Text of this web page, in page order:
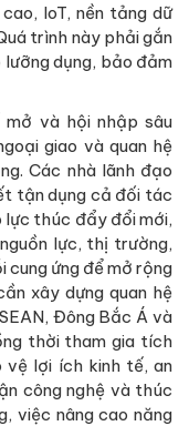
IoT, nền tảng dữ
trình này phải gắn
dụng, bảo đảm
và hội nhập sâu
giao và quan hệ
Các nhà lãnh đạo
tận dụng cả đối tác
thúc đẩy đổi mới,
lực, thị trường,
cung ứng để mở rộng
xây dựng quan hệ
Đông Bắc Á và
thời tham gia tích
lợi ích kinh tế, an
công nghệ và thúc
việc nâng cao năng